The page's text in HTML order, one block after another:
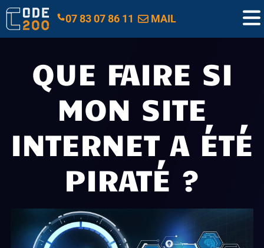
07 83 07 86 11 MAIL
QUE FAIRE SI
MON SITE
INTERNET A ÉTÉ
PIRATÉ ?